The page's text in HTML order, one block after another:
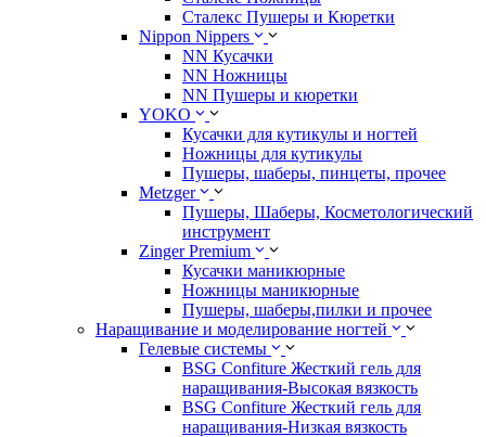
Сталекс Пушеры и Кюретки
Nippon Nippers
NN Кусачки
NN Ножницы
NN Пушеры и кюретки
YOKO
Кусачки для кутикулы и ногтей
Ножницы для кутикулы
Пушеры, шаберы, пинцеты, прочее
Metzger
Пушеры, Шаберы, Косметологический
инструмент
Zinger Premium
Кусачки маникюрные
Ножницы маникюрные
Пушеры, шаберы,пилки и прочее
Наращивание и моделирование ногтей
Гелевые системы
BSG Confiture Жесткий гель для
наращивания-Высокая вязкость
BSG Confiture Жесткий гель для
наращивания-Низкая вязкость